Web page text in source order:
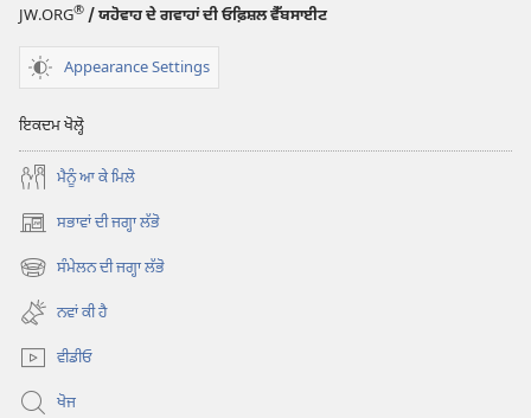
JW.ORG® / ਯਹੋਵਾਹ ਦੇ ਗਵਾਹਾਂ ਦੀ ਓਫ਼ਿਸ਼ਲ ਵੈੱਬਸਾਈਟ
Appearance Settings
ਇਕਦਮ ਖੋਲ੍ਹੋ
ਮੈਨੂੰ ਆ ਕੇ ਮਿਲੋ
ਸਭਾਵਾਂ ਦੀ ਜਗ੍ਹਾ ਲੱਭੋ
(opens
new ਸੰਮੇਲਨ ਦੀ ਜਗ੍ਹਾ ਲੱਭੋ
(opens
new
window)
ਨਵਾਂ ਕੀ ਹੈ
ਵੀਡੀਓ
ਖੋਜ